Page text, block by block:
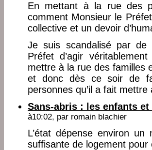
En mettant à la rue des
comment Monsieur le
collective et un devoir
Je suis scandalisé par
Préfet d’agir
mettre à la rue des familles
et donc dès ce soir de
personnes qu’il a fait mettre
Sans-abris : les enfants
à10:02, par romain blachier
L’état dépense environ
suffisante de logement pour